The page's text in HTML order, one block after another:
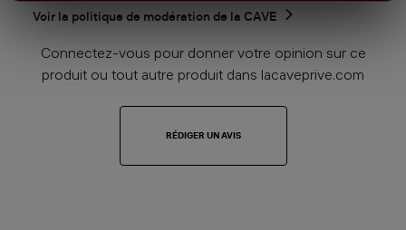
Voir la politique de modération de la CAVE
Connectez-vous pour donner votre opinion sur ce
produit ou tout autre produit dans lacaveprive.com
RÉDIGER UN AVIS